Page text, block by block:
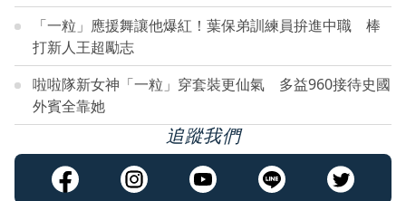
「一粒」應援舞讓他爆紅！葉保弟訓練員拚進中職 棒
打新人王超勵志
啦啦隊新女神「一粒」穿套裝更仙氣 多益960接待史國
外賓全靠她
追蹤我們